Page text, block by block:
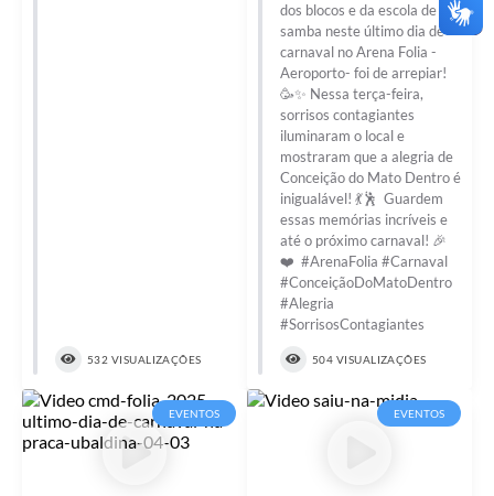
532 VISUALIZAÇÕES
dos blocos e da escola de
samba neste último dia de
carnaval no Arena Folia -
Aeroporto- foi de arrepiar!
🥳✨ Nessa terça-feira,
sorrisos contagiantes
iluminaram o local e
mostraram que a alegria de
Conceição do Mato Dentro é
inigualável! 💃🕺 Guardem
essas memórias incríveis e
até o próximo carnaval! 🎉
❤️ #ArenaFolia #Carnaval
#ConceiçãoDoMatoDentro
#Alegria
#SorrisosContagiantes
504 VISUALIZAÇÕES
EVENTOS EVENTOS